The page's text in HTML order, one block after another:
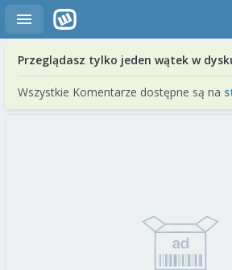
Przeglądasz tylko jeden wątek w
Wszystkie Komentarze dostępne są na